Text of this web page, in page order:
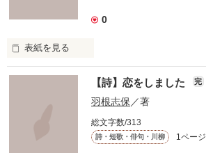
0
表紙を見る
第４回
日本ケータイ小説大賞
エントリー作品。
【詩】恋をしました 完
羽根志保 ／著
総文字数/313
詩・短歌・俳句・川柳 1ページ